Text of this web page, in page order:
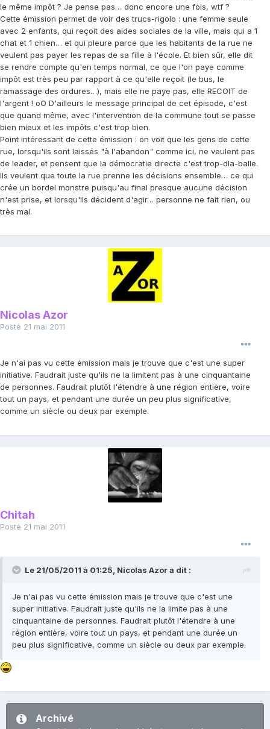
le même impôt ? Je pense pas… donc encore une fois, wtf ?
Cette émission permet de voir des trucs-rigolo : une femme seule
avec 2 enfants, qui reçoit des aides sociales de la ville, mais qui a 1
chat et 1 chien… et qui pleure parce que les habitants de la rue ne
veulent pas payer les repas de sa fille à l'école. Et bien sûr, elle dit
se rendre compte qu'en temps normal, ce que l'on paye comme
impôt est très peu par rapport à ce qu'elle reçoit (le bus, le
ramassage des ordures…), mais elle ne paye pas, elle RECOIT de
l'argent ! oO D'ailleurs le message principal de cet épisode, c'est
que quand même, avec l'intervention de la commune tout se passe
bien mieux et les impôts c'est trop bien.
Point intéressant de cette émission : on voit que les gens de cette
rue, lorsqu'ils sont laissés "à l'abandon" comme ici, ne veulent pas
de leader, et pensent que la démocratie directe c'est trop-dla-balle.
Ils veulent que toute la rue prenne les décisions ensemble… ce qui
crée un bordel monstre puisqu'au final presque aucune décision
n'est prise, et lorsqu'ils décident d'agir… personne ne fait rien, ou
très mal.
Nicolas Azor
Posté 21 mai 2011
Je n'ai pas vu cette émission mais je trouve que c'est une super
initiative. Faudrait juste qu'ils ne la limitent pas à une cinquantaine
de personnes. Faudrait plutôt l'étendre à une région entière, voire
tout un pays, et pendant une durée un peu plus significative,
comme un siècle ou deux par exemple.
Chitah
Posté 21 mai 2011
Le 21/05/2011 à 01:25, Nicolas Azor a dit :
Je n'ai pas vu cette émission mais je trouve que c'est une
super initiative. Faudrait juste qu'ils ne la limite pas à une
cinquantaine de personnes. Faudrait plutôt l'étendre à une
région entière, voire tout un pays, et pendant une durée un
peu plus significative, comme un siècle ou deux par exemple.
Archivé